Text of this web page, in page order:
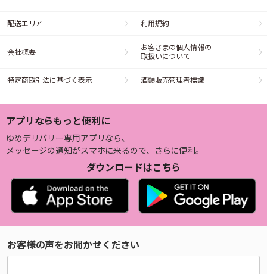
配送エリア 利用規約
会社概要
お客さまの個人情報の
取扱いについて
特定商取引法に基づく表示 酒類販売管理者標識
アプリならもっと便利に
ゆめデリバリー専用アプリなら、
メッセージの通知がスマホに来るので、さらに便利。
ダウンロードはこちら
お客様の声をお聞かせください